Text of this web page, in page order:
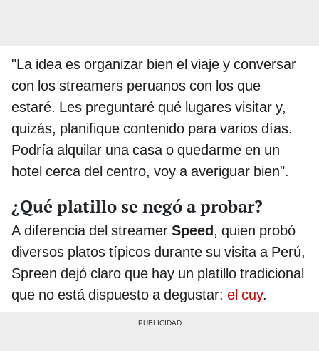
"La idea es organizar bien el viaje y conversar
con los streamers peruanos con los que
estaré. Les preguntaré qué lugares visitar y,
quizás, planifique contenido para varios días.
Podría alquilar una casa o quedarme en un
hotel cerca del centro, voy a averiguar bien".
¿Qué platillo se negó a probar?
A diferencia del streamer Speed, quien probó
diversos platos típicos durante su visita a Perú,
Spreen dejó claro que hay un platillo tradicional
que no está dispuesto a degustar: el cuy.